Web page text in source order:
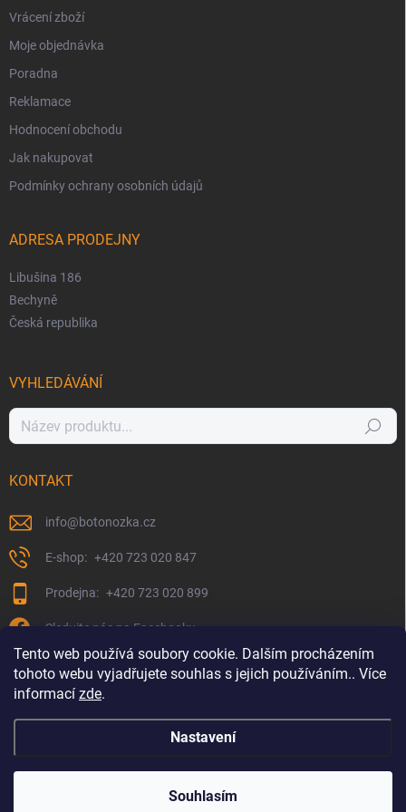
Tento web používá soubory cookie. Dalším procházením
tohoto webu vyjadřujete souhlas s jejich používáním.. Více
informací zde.
Nastavení
Souhlasím
Vrácení zboží
Moje objednávka
Poradna
Reklamace
Hodnocení obchodu
Jak nakupovat
Podmínky ochrany osobních údajů
ADRESA PRODEJNY
Libušina 186
Bechyně
Česká republika
VYHLEDÁVÁNÍ
Hledat
KONTAKT
info@botonozka.cz
+420 723 020 847
+420 723 020 899
Sledujte nás na Facebooku
Botonozka.cz . Všechna práva vyhrazena.